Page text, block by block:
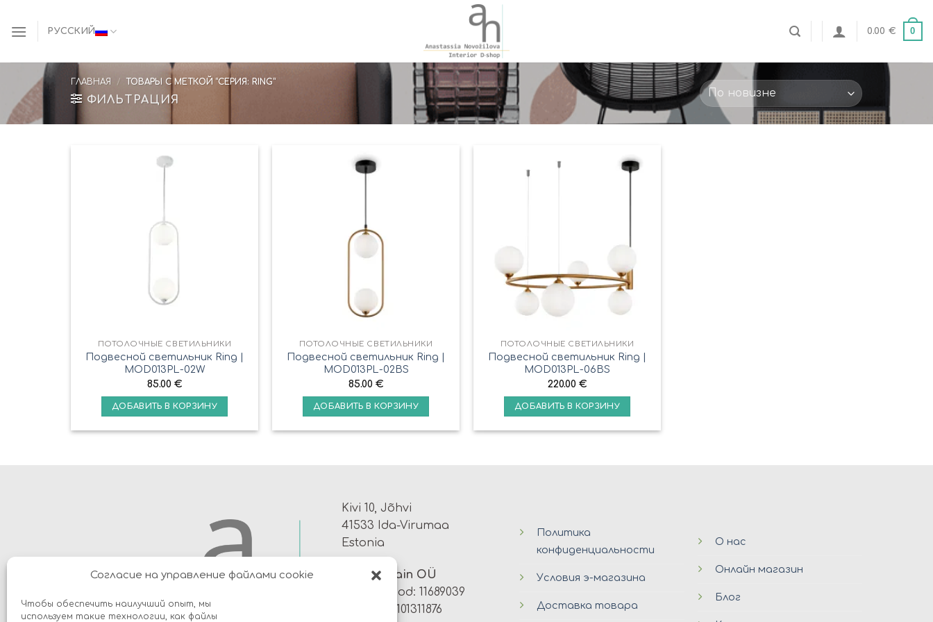
Согласие на управление файлами cookie
Чтобы обеспечить наилучший опыт, мы
используем такие технологии, как файлы
content
РУССКИЙ 0.00 € 0
ГЛАВНАЯ / ТОВАРЫ С МЕТКОЙ “СЕРИЯ: RING”
ФИЛЬТРАЦИЯ
ПОТОЛОЧНЫЕ СВЕТИЛЬНИКИ
Подвесной светильник Ring |
MOD013PL-02W
85.00 €
ДОБАВИТЬ В КОРЗИНУ
ПОТОЛОЧНЫЕ СВЕТИЛЬНИКИ
Подвесной светильник Ring |
MOD013PL-02BS
85.00 €
ДОБАВИТЬ В КОРЗИНУ
ПОТОЛОЧНЫЕ СВЕТИЛЬНИКИ
Подвесной светильник Ring |
MOD013PL-06BS
220.00 €
ДОБАВИТЬ В КОРЗИНУ
Kivi 10, Jõhvi
41533 Ida-Virumaa
Estonia
Avers Disain OÜ
Registrikood: 11689039
KMKR: EE101311876
Политика
конфиденциальности
Условия э-магазина
Доставка товара
О нас
Онлайн магазин
Блог